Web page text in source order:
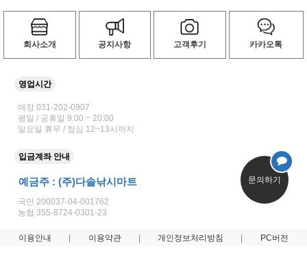
회사소개 공지사항 고객후기 카카오톡
영업시간
매장 031-202-0907
평일 / 공휴일 9:00 ~ 20:00
일요일 휴무 / 점심 12~13시까지
입금계좌 안내
예금주 : (주)다솔낚시마트
국민 200037-04-001762
농협 355-8724-0301-23
문의하기
이용안내 이용약관 개인정보처리방침 PC버전